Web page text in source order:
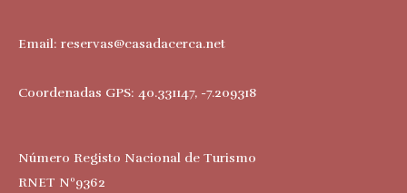
Email: reservas@casadacerca.net
Coordenadas GPS: 40.331147, -7.209318
Número Registo Nacional de Turismo
RNET Nº9362